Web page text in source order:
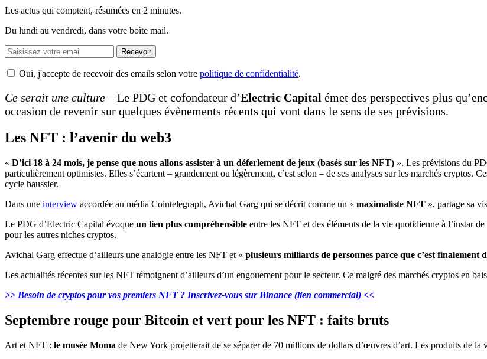
Les actus qui comptent, résumées en 2 minutes.
Du lundi au vendredi, dans votre boîte mail.
Recevoir
Oui, j'accepte de recevoir des emails selon votre politique de confidentialité.
Ce serait une culture– Le PDG et cofondateur d’Electric Capital émet des perspectives plus
occasion de revenir sur quelques évènements récents qui vont dans le sens de ses prévisions.
Les NFT : l’avenir du web3
« D’ici 18 à 24 mois, je pense que nous allons assister à un déferlement de jeux (basés sur les NFT) ». Les prévisions du
particulièrement optimistes. Elles s’écartent – grandement ou légèrement, c’est selon – de ses analyses sur les marchés cryptos.
cycle haussier.
Dans une interview accordée au média Cointelegraph, Avichal Garg qui se décrit comme un « maximaliste NFT », partage sa
Le PDG d’Electric Capital évoque un lien plus compréhensible entre les NFT et des éléments de la vie quotidienne à l’instar
pour les autres niches cryptos.
Avichal Garg effectue d’ailleurs une analogie entre les NFT et « plusieurs milliards de personnes parce que c’est finalement
Les actualités récentes sur les NFT témoignent d’ailleurs d’un engouement pour le secteur. Ce malgré des marchés cryptos en
>> Besoin de cryptos pour vos premiers NFT ? Inscrivez-vous sur Binance (lien commercial) <<
Septembre rouge pour Bitcoin et vert pour les NFT : faits bruts
Art et NFT : le musée Moma de New York projetterait de se séparer de 70 millions de dollars d’œuvres d’art. Les produits de la